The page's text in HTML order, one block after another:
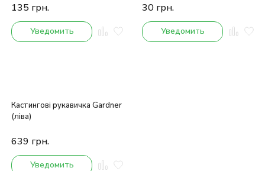
135 грн.
Уведомить
30 грн.
Уведомить
Кастингові рукавичка Gardner
(ліва)
639 грн.
Уведомить